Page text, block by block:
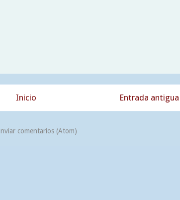
Entrada antigua
Inicio
comentarios (Atom)